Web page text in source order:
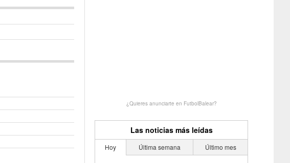
¿Quieres anunciarte en FutbolBalear?
Las noticias más leídas
Hoy Última semana Último mes